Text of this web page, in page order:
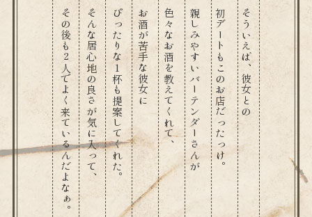
そういえば、彼女との
初デートもこのお店だったっけ。
親しみやすいバーテンダーさんが
色々なお酒を教えてくれて、
お酒が苦手な彼女に
ぴったりな1杯も提案してくれた。
そんな居心地の良さが気に入って、
その後も2人でよく来ているんだよなぁ。